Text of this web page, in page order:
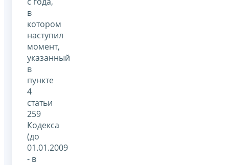
в
котором
наступил
момент,
указанный
в
пункте
4
статьи
259
Кодекса
(до
01.01.2009
- в